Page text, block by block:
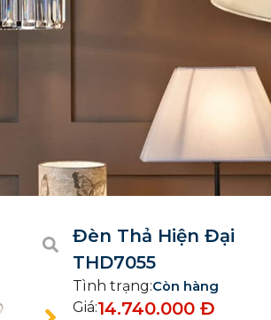
Đèn Thả Hiện Đại
THD7055
Tình trạng:Còn hàng
Giá:14.740.000 Đ